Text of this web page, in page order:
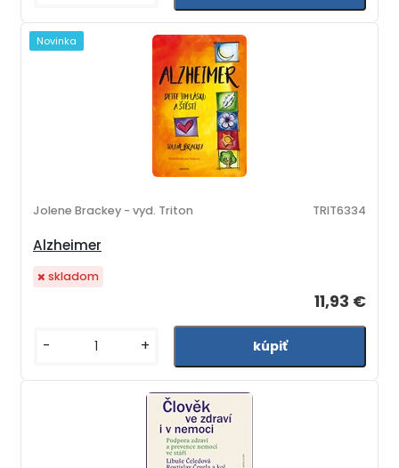
Alzheimer
Jolene Brackey - vyd. Triton TRIT6334
11,93 €
skladom
- +
Novinka